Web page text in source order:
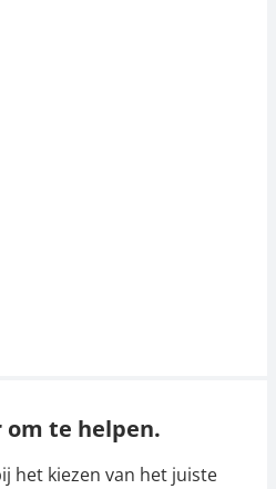
om te helpen.
het kiezen van het juiste